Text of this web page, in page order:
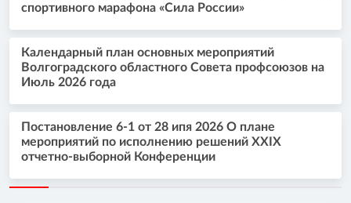
спортивного марафона «Сила России»
Календарный план основных мероприятий
Волгоградского областного Совета профсоюзов на
Июль 2026 года
Постановление 6-1 от 28 ипя 2026 О плане
мероприятий по исполнению решений XXIX
отчетно-выборной Конференции